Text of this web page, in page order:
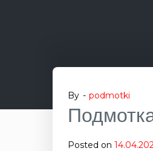
By - podmotki
Posted on